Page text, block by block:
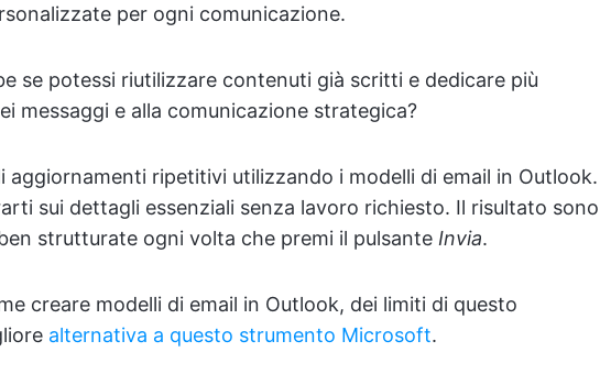
per ogni comunicazione.
se potessi riutilizzare contenuti già scritti e dedicare più
messaggi e alla comunicazione strategica?
aggiornamenti ripetitivi utilizzando i modelli di email in Outlook.
sui dettagli essenziali senza lavoro richiesto. Il risultato sono
strutturate ogni volta che premi il pulsante Invia.
creare modelli di email in Outlook, dei limiti di questo
alternativa a questo strumento Microsoft.